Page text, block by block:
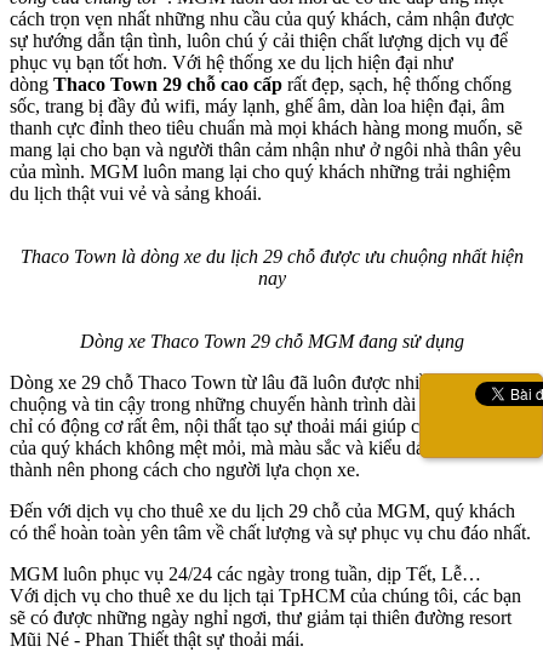
cách trọn vẹn nhất những nhu cầu của quý khách, cảm nhận được
sự hướng dẫn tận tình, luôn chú ý cải thiện chất lượng dịch vụ để
phục vụ bạn tốt hơn. Với hệ thống xe du lịch hiện đại như
dòng Thaco Town 29 chỗ cao cấp rất đẹp, sạch, hệ thống chống
sốc, trang bị đầy đủ wifi, máy lạnh, ghế âm, dàn loa hiện đại, âm
thanh cực đỉnh theo tiêu chuẩn mà mọi khách hàng mong muốn, sẽ
mang lại cho bạn và người thân cảm nhận như ở ngôi nhà thân yêu
của mình. MGM luôn mang lại cho quý khách những trải nghiệm
du lịch thật vui vẻ và sảng khoái.
Thaco Town là dòng xe du lịch 29 chỗ được ưu chuộng nhất hiện
nay
Dòng xe Thaco Town 29 chỗ MGM đang sử dụng
Dòng xe 29 chỗ Thaco Town từ lâu đã luôn được nhiều người ưa
chuộng và tin cậy trong những chuyến hành trình dài và xa. Không
chỉ có động cơ rất êm, nội thất tạo sự thoải mái giúp cho chuyến đi
của quý khách không mệt mỏi, mà màu sắc và kiểu dáng xe hình
thành nên phong cách cho người lựa chọn xe.
Đến với dịch vụ cho thuê xe du lịch 29 chỗ của MGM, quý khách
có thể hoàn toàn yên tâm về chất lượng và sự phục vụ chu đáo nhất.
MGM luôn phục vụ 24/24 các ngày trong tuần, dịp Tết, Lễ…
Với dịch vụ cho thuê xe du lịch tại TpHCM của chúng tôi, các bạn
sẽ có được những ngày nghỉ ngơi, thư giảm tại thiên đường resort
Mũi Né - Phan Thiết thật sự thoải mái.